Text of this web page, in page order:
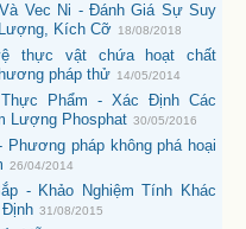
Vec Ni - Đánh Giá Sự Suy
Kích Cỡ 18/08/2018
thực vật chứa hoạt chất
pháp thử 14/05/2014
Phẩm - Xác Định Các
Lượng Phosphat 30/05/2016
Phương pháp không phá hoại
26/04/2014
- Khảo Nghiệm Tính Khác
Định 31/08/2015